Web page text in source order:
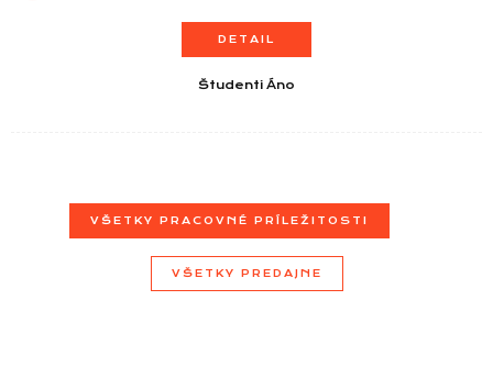
DETAIL
Študenti Áno
VŠETKY PRACOVNÉ PRÍLEŽITOSTI
VŠETKY PREDAJNE